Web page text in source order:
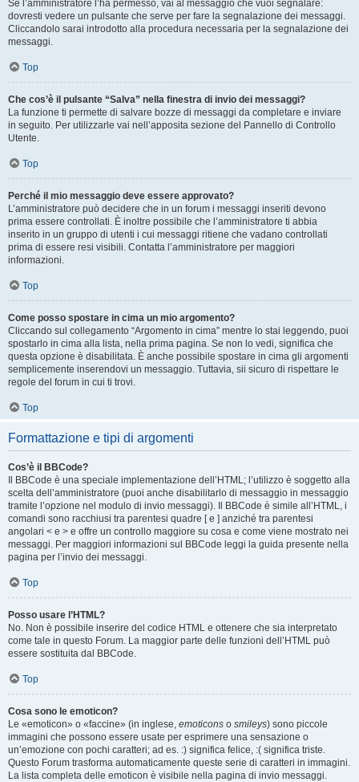
Se l’amministratore l’ha permesso, vai al messaggio che vuoi segnalare:
dovresti vedere un pulsante che serve per fare la segnalazione dei messaggi.
Cliccandolo sarai introdotto alla procedura necessaria per la segnalazione dei
messaggi.
Top
Che cos’è il pulsante “Salva” nella finestra di invio dei messaggi?
La funzione ti permette di salvare bozze di messaggi da completare e inviare
in seguito. Per utilizzarle vai nell’apposita sezione del Pannello di Controllo
Utente.
Top
Perché il mio messaggio deve essere approvato?
L’amministratore può decidere che in un forum i messaggi inseriti devono
prima essere controllati. È inoltre possibile che l’amministratore ti abbia
inserito in un gruppo di utenti i cui messaggi ritiene che vadano controllati
prima di essere resi visibili. Contatta l’amministratore per maggiori
informazioni.
Top
Come posso spostare in cima un mio argomento?
Cliccando sul collegamento “Argomento in cima” mentre lo stai leggendo, puoi
spostarlo in cima alla lista, nella prima pagina. Se non lo vedi, significa che
questa opzione è disabilitata. È anche possibile spostare in cima gli argomenti
semplicemente inserendovi un messaggio. Tuttavia, sii sicuro di rispettare le
regole del forum in cui ti trovi.
Top
Formattazione e tipi di argomenti
Cos’è il BBCode?
Il BBCode è una speciale implementazione dell’HTML; l’utilizzo è soggetto alla
scelta dell’amministratore (puoi anche disabilitarlo di messaggio in messaggio
tramite l’opzione nel modulo di invio messaggi). Il BBCode è simile all’HTML, i
comandi sono racchiusi tra parentesi quadre [ e ] anziché tra parentesi
angolari < e > e offre un controllo maggiore su cosa e come viene mostrato nei
messaggi. Per maggiori informazioni sul BBCode leggi la guida presente nella
pagina per l’invio dei messaggi.
Top
Posso usare l’HTML?
No. Non è possibile inserire del codice HTML e ottenere che sia interpretato
come tale in questo Forum. La maggior parte delle funzioni dell’HTML può
essere sostituita dal BBCode.
Top
Cosa sono le emoticon?
Le «emoticon» o «faccine» (in inglese, emoticons o smileys) sono piccole
immagini che possono essere usate per esprimere una sensazione o
un’emozione con pochi caratteri; ad es. :) significa felice, :( significa triste.
Questo Forum trasforma automaticamente queste serie di caratteri in immagini.
La lista completa delle emoticon è visibile nella pagina di invio messaggi.